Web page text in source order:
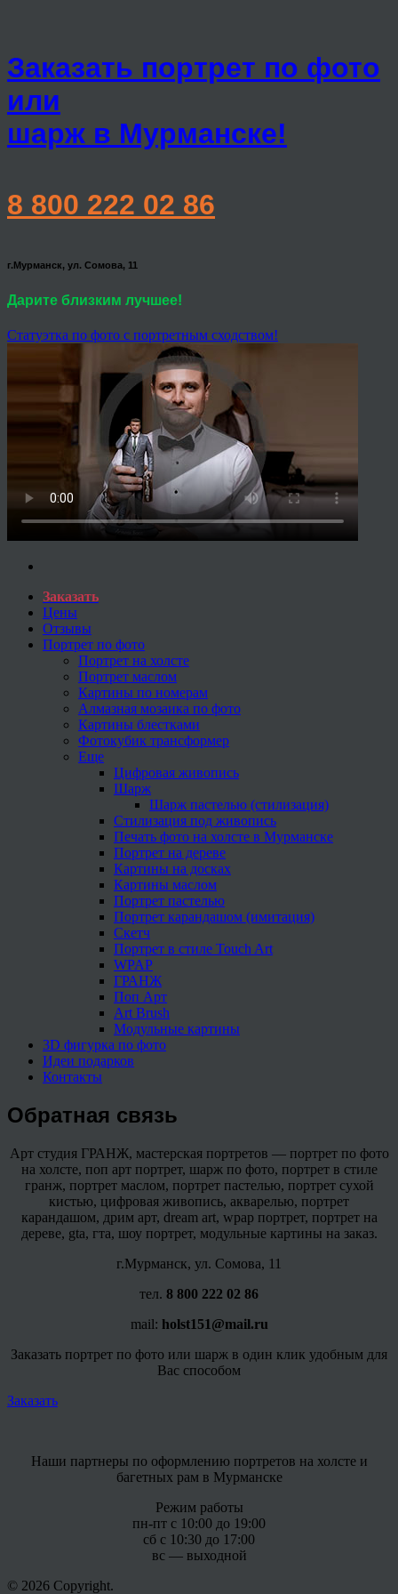
Заказать портрет по фото
или
шарж в Мурманске!
8 800 222 02 86
г.Мурманск, ул. Сомова, 11
Дарите близким лучшее!
Статуэтка по фото с портретным сходством!
Заказать
Цены
Отзывы
Портрет по фото
Портрет на холсте
Портрет маслом
Картины по номерам
Алмазная мозаика по фото
Картины блестками
Фотокубик трансформер
Еще
Цифровая живопись
Шарж
Шарж пастелью (стилизация)
Стилизация под живопись
Печать фото на холсте в Мурманске
Портрет на дереве
Картины на досках
Картины маслом
Портрет пастелью
Портрет карандашом (имитация)
Скетч
Портрет в стиле Touch Art
WPAP
ГРАНЖ
Поп Арт
Art Brush
Модульные картины
3D фигурка по фото
Идеи подарков
Контакты
Обратная связь
Арт студия ГРАНЖ, мастерская портретов — портрет по фото
на холсте, поп арт портрет, шарж по фото, портрет в стиле
гранж, портрет маслом, портрет пастелью, портрет сухой
кистью, цифровая живопись, акварелью, портрет
карандашом, дрим арт, dream art, wpap портрет, портрет на
дереве, gta, гта, шоу портрет, модульные картины на заказ.
г.Мурманск, ул. Сомова, 11
тел. 8 800 222 02 86
mail: holst151@mail.ru
Заказать портрет по фото или шарж в один клик удобным для
Вас способом
Заказать
Наши партнеры по оформлению портретов на холсте и
багетных рам в Мурманске
Режим работы
пн-пт с 10:00 до 19:00
сб с 10:30 до 17:00
вс — выходной
© 2026 Copyright.